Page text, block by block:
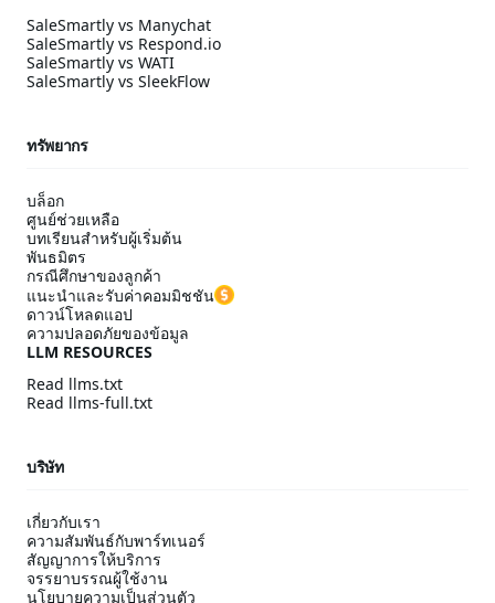
SaleSmartly vs Manychat
SaleSmartly vs Respond.io
SaleSmartly vs WATI
SaleSmartly vs SleekFlow
ทรัพยากร
บล็อก
ศูนย์ช่วยเหลือ
บทเรียนสำหรับผู้เริ่มต้น
พันธมิตร
กรณีศึกษาของลูกค้า
แนะนำและรับค่าคอมมิชชัน
ดาวน์โหลดแอป
ความปลอดภัยของข้อมูล
LLM RESOURCES
Read llms.txt
Read llms-full.txt
บริษัท
เกี่ยวกับเรา
ความสัมพันธ์กับพาร์ทเนอร์
สัญญาการให้บริการ
จรรยาบรรณผู้ใช้งาน
นโยบายความเป็นส่วนตัว